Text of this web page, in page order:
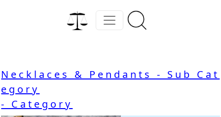
Necklaces & Pendants - Sub Cat
egory
- Category